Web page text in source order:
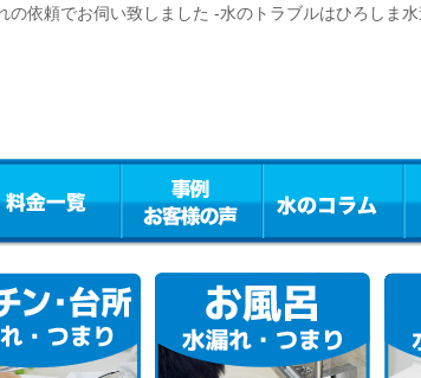
依頼でお伺い致しました -水のトラブルはひろしま水